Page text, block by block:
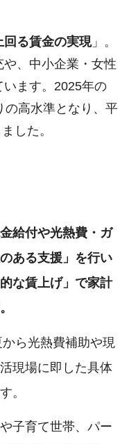
回る賃金の実現」。
、中小企業・女性
ます。2025年の
の高水準となり、平
した。
給付や光熱費・ガ
ある支援」を行い
な賃上げ」で家計
ら光熱費補助や現
現場に即した具体
。
子育て世帯、パー